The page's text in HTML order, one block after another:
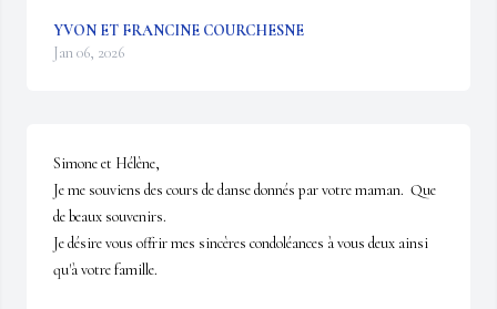
YVON ET FRANCINE COURCHESNE
Jan 06, 2026
Simone et Hélène,
Je me souviens des cours de danse donnés par votre maman.  Que
de beaux souvenirs.
Je désire vous offrir mes sincères condoléances à vous deux ainsi
qu'à votre famille.